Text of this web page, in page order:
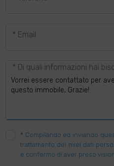
* Email
* Di quali informazioni hai
* Compilando ed inviando
trattamento dei miei dati
e confermo di aver preso